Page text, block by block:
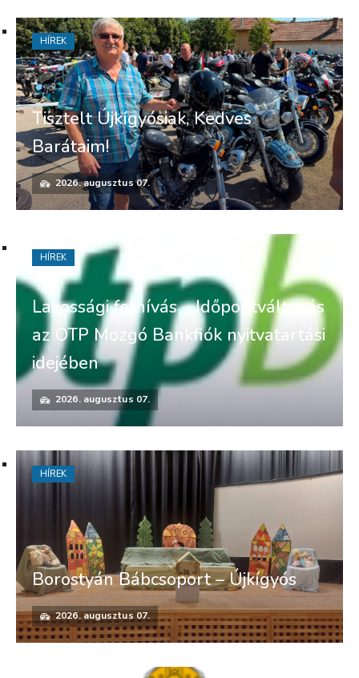
Tisztelt Újkígyósiak, Kedves
Barátaim!
2026. augusztus 07.
HÍREK
Lakossági felhívás – Időpontváltozás
az OTP Mozgó Bankfiók nyitvatartási
idejében
2026. augusztus 07.
HÍREK
Borostyán Bábcsoport – Újkígyós
2026. augusztus 07.
HÍREK